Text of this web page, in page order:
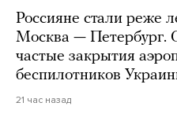
Россияне стали реже
Москва — Петербург.
частые закрытия
беспилотников
21 час назад